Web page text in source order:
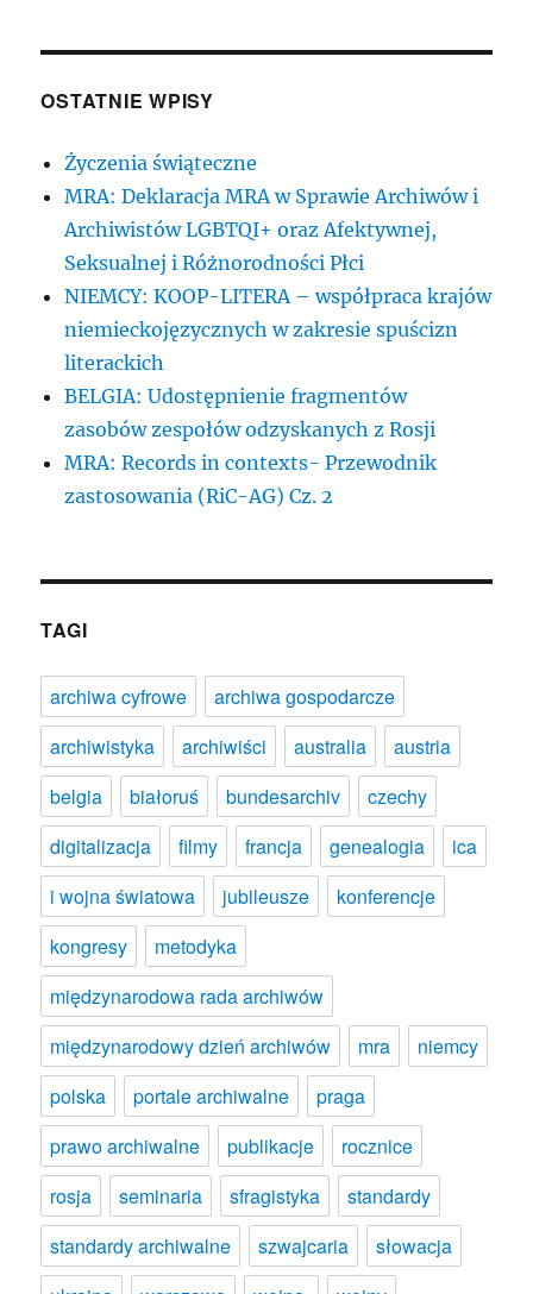
OSTATNIE WPISY
Życzenia świąteczne
MRA: Deklaracja MRA w Sprawie Archiwów i
Archiwistów LGBTQI+ oraz Afektywnej,
Seksualnej i Różnorodności Płci
NIEMCY: KOOP-LITERA – współpraca krajów
niemieckojęzycznych w zakresie spuścizn
literackich
BELGIA: Udostępnienie fragmentów
zasobów zespołów odzyskanych z Rosji
MRA: Records in contexts- Przewodnik
zastosowania (RiC-AG) Cz. 2
TAGI
archiwa cyfrowe
archiwa gospodarcze
archiwistyka
archiwiści australia
austria
belgia
białoruś bundesarchiv
czechy
digitalizacja
filmy francja genealogia
ica
i wojna światowa
jubileusze
konferencje
kongresy
metodyka
międzynarodowa rada archiwów
międzynarodowy dzień archiwów
mra
niemcy
polska
portale archiwalne
praga
prawo archiwalne
publikacje
rocznice
rosja
seminaria sfragistyka
standardy
standardy archiwalne
szwajcaria
słowacja